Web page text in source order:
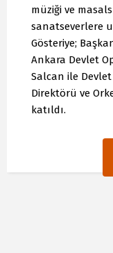
müziği ve
sanatseverlere
Gösteriye;
Ankara Devlet
Salcan ile
Direktörü ve
katıldı.